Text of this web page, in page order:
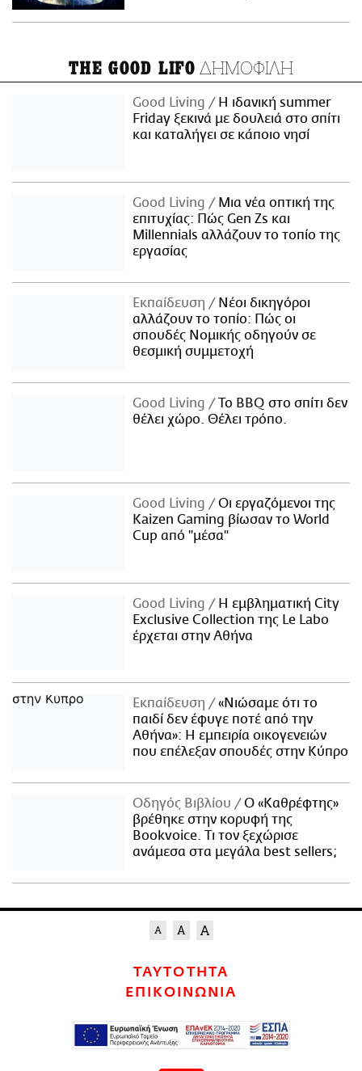
THE GOOD LIFO ΔΗΜΟΦΙΛΗ
Good Living
Η ιδανική summer
Friday ξεκινά με δουλειά στο σπίτι
και καταλήγει σε κάποιο νησί
Good Living
Μια νέα οπτική της
επιτυχίας: Πώς Gen Zs και
Millennials αλλάζουν το τοπίο της
εργασίας
Εκπαίδευση
Νέοι δικηγόροι
αλλάζουν το τοπίο: Πώς οι
σπουδές Νομικής οδηγούν σε
θεσμική συμμετοχή
Good Living
Το BBQ στο σπίτι δεν
θέλει χώρο. Θέλει τρόπο.
Good Living
Οι εργαζόμενοι της
Kaizen Gaming βίωσαν το World
Cup από "μέσα"
Good Living
Η εμβληματική City
Exclusive Collection της Le Labo
έρχεται στην Αθήνα
Εκπαίδευση
«Νιώσαμε ότι το
παιδί δεν έφυγε ποτέ από την
Αθήνα»: Η εμπειρία οικογενειών
που επέλεξαν σπουδές στην Κύπρο
Οδηγός Βιβλίου
Ο «Καθρέφτης»
βρέθηκε στην κορυφή της
Bookvoice. Τι τον ξεχώρισε
ανάμεσα στα μεγάλα best sellers;
ΤΑΥΤΟΤΗΤΑ
ΕΠΙΚΟΙΝΩΝΙΑ